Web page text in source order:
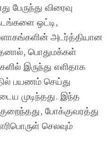
பேருந்து விரைவு
ஒட்டி,
வளாகங்களின் அடர்த்தியான
பொதுமக்கள்
இருந்து எளிதாக
பயணம் செய்து
முடிந்தது. இந்த
போக்குவரத்து
செலவும்